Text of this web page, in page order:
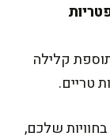
קלילה
טריים.
שלכם,